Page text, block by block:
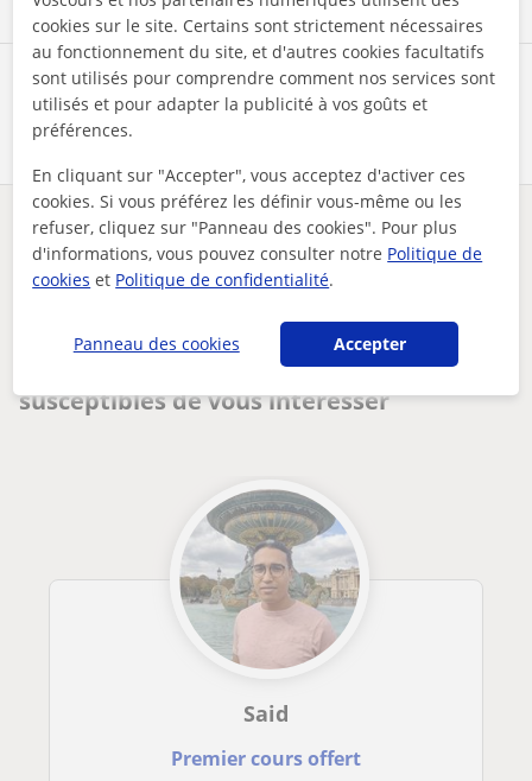
Partagez ce professeur
Des problèmes avec ce profil ?Signalez-le
Autres profs de Programmation à France
susceptibles de vous intéresser
Said
Premier cours offert
cookies sur le site. Certains sont strictement nécessaires
au fonctionnement du site, et d'autres cookies facultatifs
sont utilisés pour comprendre comment nos services sont
utilisés et pour adapter la publicité à vos goûts et
préférences.
En cliquant sur "Accepter", vous acceptez d'activer ces
cookies. Si vous préférez les définir vous-même ou les
refuser, cliquez sur "Panneau des cookies". Pour plus
d'informations, vous pouvez consulter notre Politique de
cookies et Politique de confidentialité.
Panneau des cookies Accepter